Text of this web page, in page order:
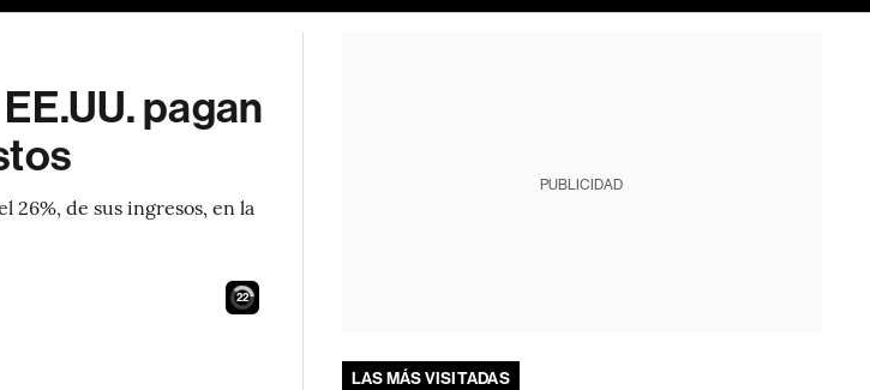
pagan
de sus ingresos, en la
21
PUBLICIDAD
LAS MÁS VISITADAS